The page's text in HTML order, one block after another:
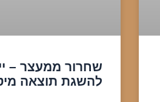
שחרור ממעצר –
להשגת תוצאה